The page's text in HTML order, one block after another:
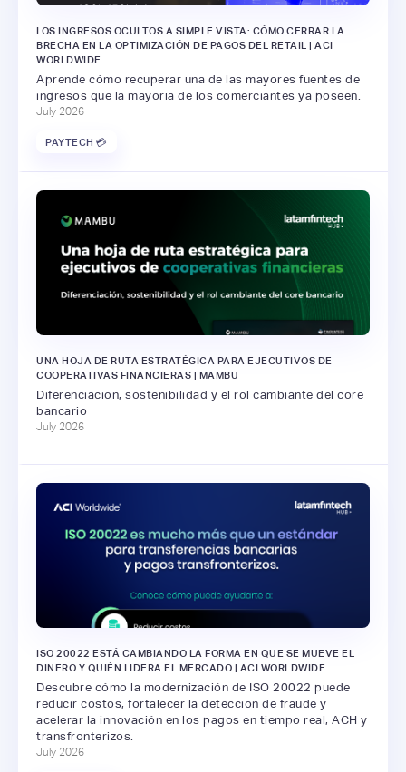
LOS INGRESOS OCULTOS A SIMPLE VISTA: CÓMO CERRAR LA
BRECHA EN LA OPTIMIZACIÓN DE PAGOS DEL RETAIL | ACI
WORLDWIDE
Aprende cómo recuperar una de las mayores fuentes de
ingresos que la mayoría de los comerciantes ya poseen.
July 2026
PAYTECH 💳
UNA HOJA DE RUTA ESTRATÉGICA PARA EJECUTIVOS DE
COOPERATIVAS FINANCIERAS | MAMBU
Diferenciación, sostenibilidad y el rol cambiante del core
bancario
July 2026
ISO 20022 ESTÁ CAMBIANDO LA FORMA EN QUE SE MUEVE EL
DINERO Y QUIÉN LIDERA EL MERCADO | ACI WORLDWIDE
Descubre cómo la modernización de ISO 20022 puede
reducir costos, fortalecer la detección de fraude y
acelerar la innovación en los pagos en tiempo real, ACH y
transfronterizos.
July 2026